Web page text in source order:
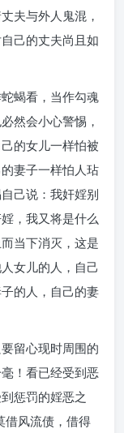
夫与外人鬼混，
己的丈夫尚且如
蝎看，当作勾魂
然会小心警惕，
的女儿一样怕被
妻子一样怕人玷
己说：我奸婬别
，我又将是什么
当下消灭，这是
女儿的人，自己
的人，自己的妻
留心现时周围的
！看已经受到恶
惩罚的婬恶之
借风流债，借得